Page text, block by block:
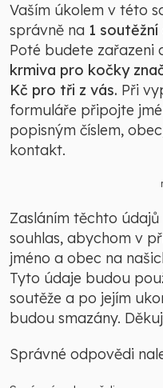
Vaším úkolem v této
správně na 1
Poté budete zařazeni
krmiva pro kočky
Kč pro tři z vás. Při
formuláře připojte
popisným číslem,
kontakt.
Zasláním těchto
souhlas, abychom v
jméno a obec na
Tyto údaje budou
soutěže a po jejím
budou smazány.
Správné odpovědi